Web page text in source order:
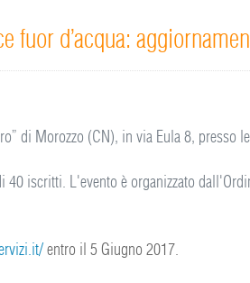
fuor d’acqua:
di Morozzo (CN), in via Eula 8, presso
40 iscritti. L'evento è organizzato
entro il 5 Giugno 2017.